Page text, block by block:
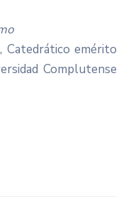
, Catedrático emérito
Complutense